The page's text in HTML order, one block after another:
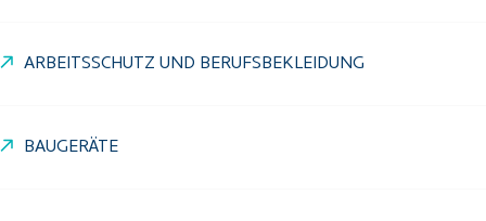
ARBEITSSCHUTZ UND BERUFSBEKLEIDUNG
BAUGERÄTE